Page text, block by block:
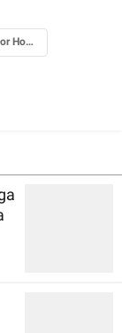
Komunitas Motor Honda